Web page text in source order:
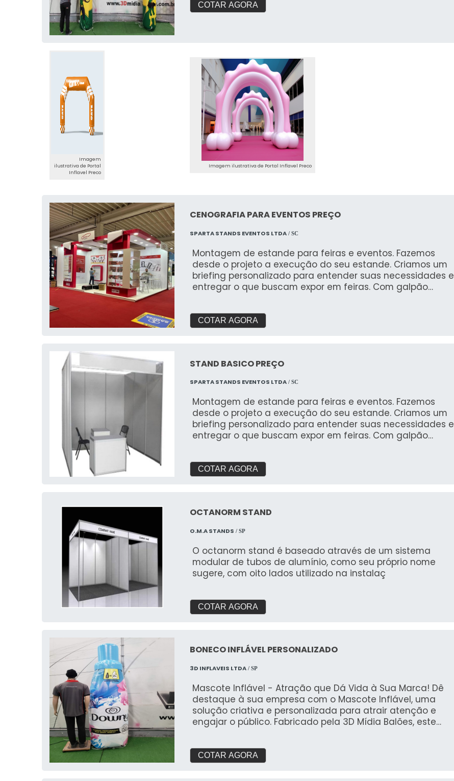
COTAR AGORA
Imagem
ilustrativa de Portal
Inflavel Preco
Imagem ilustrativa de Portal Inflavel Preco
CENOGRAFIA PARA EVENTOS PREÇO
SPARTA STANDS EVENTOS LTDA / SC
Montagem de estande para feiras e eventos. Fazemos
desde o projeto a execução do seu estande. Criamos um
briefing personalizado para entender suas necessidades e
entregar o que buscam expor em feiras. Com galpão
COTAR AGORA
STAND BASICO PREÇO
SPARTA STANDS EVENTOS LTDA / SC
Montagem de estande para feiras e eventos. Fazemos
desde o projeto a execução do seu estande. Criamos um
briefing personalizado para entender suas necessidades e
entregar o que buscam expor em feiras. Com galpão
COTAR AGORA
OCTANORM STAND
O.M.A STANDS / SP
O octanorm stand é baseado através de um sistema
modular de tubos de alumínio, como seu próprio nome
sugere, com oito lados utilizado na instalaç
COTAR AGORA
BONECO INFLÁVEL PERSONALIZADO
3D INFLAVEIS LTDA / SP
Mascote Inflável - Atração que Dá Vida à Sua Marca! Dê
destaque à sua empresa com o Mascote Inflável, uma
solução criativa e personalizada para atrair atenção e
engajar o público. Fabricado pela 3D Mídia Balões, este
personagem ou logotipo à vida em grande estilo. ✔
Identidade Visual Personalizada: Transformamos o
COTAR AGORA